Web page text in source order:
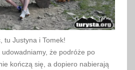
tu Justyna i Tomek!
że podróże po
kończą się, a dopiero nabierają